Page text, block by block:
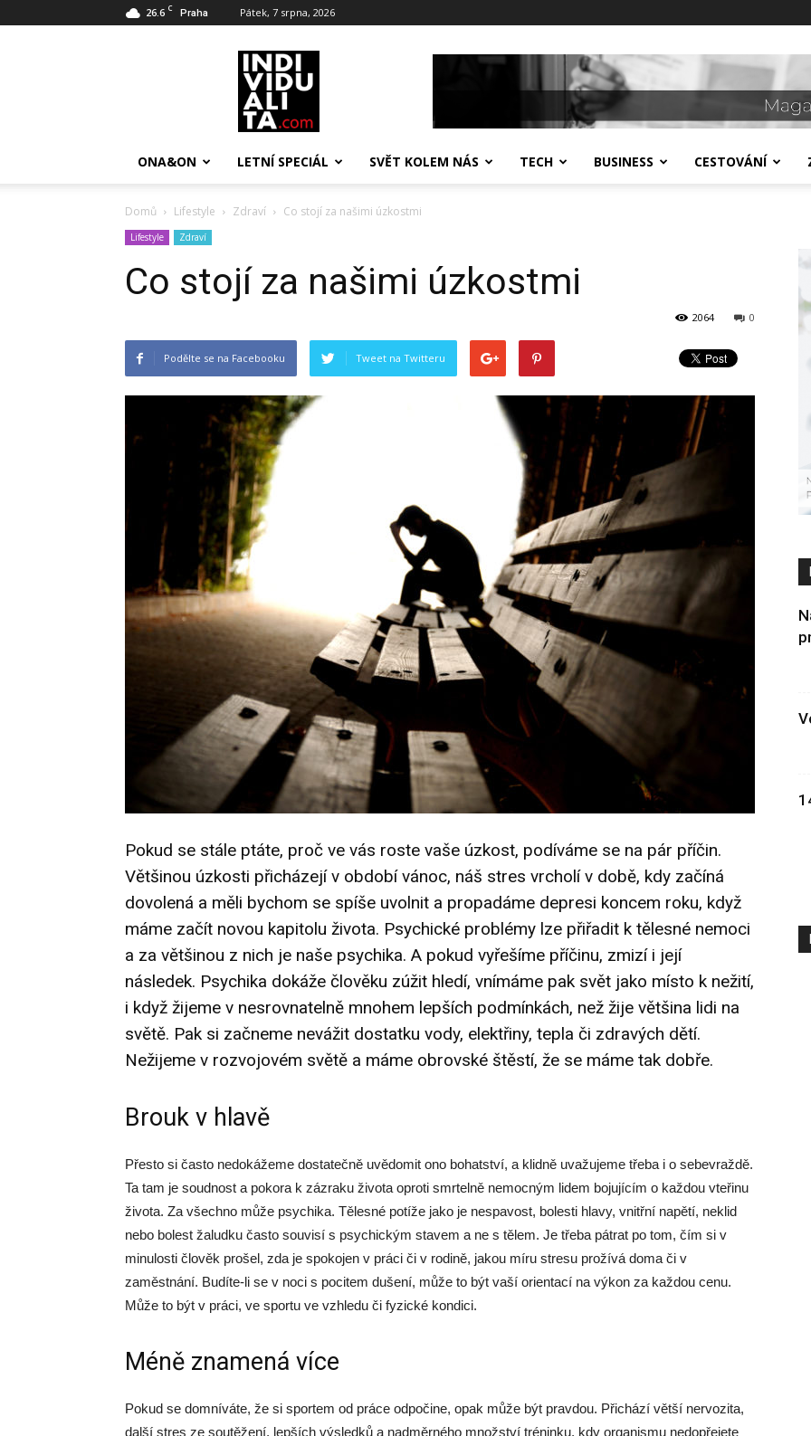
26.6 C Praha Pátek, 7 srpna, 2026
INDIVIDUALITA
ONA&ON LETNÍ SPECIÁL SVĚT KOLEM NÁS TECH BUSINESS CESTOVÁNÍ
Domů Lifestyle Zdraví Co stojí za našimi úzkostmi
Lifestyle Zdraví
Co stojí za našimi úzkostmi
0
2064
Podělte se na Facebooku Tweet na Twitteru
Pokud se stále ptáte, proč ve vás roste vaše úzkost, podíváme se na pár příčin.
Většinou úzkosti přicházejí v období vánoc, náš stres vrcholí v době, kdy začíná
dovolená a měli bychom se spíše uvolnit a propadáme depresi koncem roku, když
máme začít novou kapitolu života. Psychické problémy lze přiřadit k tělesné nemoci
a za většinou z nich je naše psychika. A pokud vyřešíme příčinu, zmizí i její
následek. Psychika dokáže člověku zúžit hledí, vnímáme pak svět jako místo k nežití,
i když žijeme v nesrovnatelně mnohem lepších podmínkách, než žije většina lidi na
světě. Pak si začneme nevážit dostatku vody, elektřiny, tepla či zdravých dětí.
Nežijeme v rozvojovém světě a máme obrovské štěstí, že se máme tak dobře.
Brouk v hlavě
Přesto si často nedokážeme dostatečně uvědomit ono bohatství, a klidně uvažujeme třeba i o sebevraždě.
Ta tam je soudnost a pokora k zázraku života oproti smrtelně nemocným lidem bojujícím o každou vteřinu
života. Za všechno může psychika. Tělesné potíže jako je nespavost, bolesti hlavy, vnitřní napětí, neklid
nebo bolest žaludku často souvisí s psychickým stavem a ne s tělem. Je třeba pátrat po tom, čím si v
minulosti člověk prošel, zda je spokojen v práci či v rodině, jakou míru stresu prožívá doma či v
zaměstnání. Budíte-li se v noci s pocitem dušení, může to být vaší orientací na výkon za každou cenu.
Může to být v práci, ve sportu ve vzhledu či fyzické kondici.
Méně znamená více
Pokud se domníváte, že si sportem od práce odpočine, opak může být pravdou. Přichází větší nervozita,
další stres ze soutěžení, lepších výsledků a nadměrného množství tréninku, kdy organismu nedopřejete